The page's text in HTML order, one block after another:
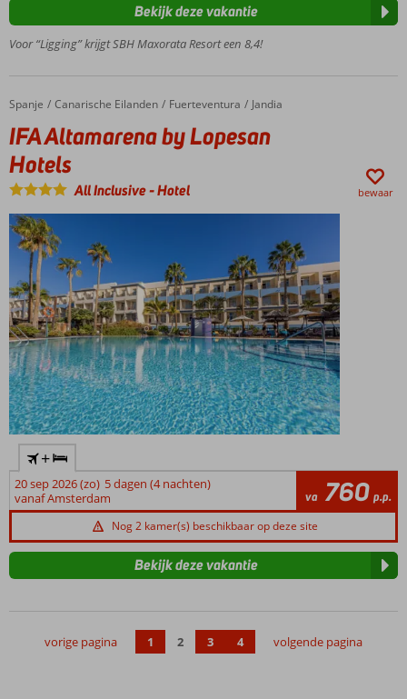
voor de
kids
Voor “Ligging” krijgt SBH Maxorata Resort een 8,4!
Bekijk deze vakantie
Home
Spanje Canarische Eilanden Fuerteventura Jandia
IFA Altamarena by Lopesan Hotels
IFA Altamarena by Lopesan
Hotels
All Inclusive-Hotel bewaar
+
20 sep 2026 (zo) 5 dagen (4 nachten)
vanaf Amsterdam
va 760 p.p.
Nog 2 kamer(s) beschikbaar op deze site
Bekijk deze vakantie
vorige pagina 1 2 3 4 volgende pagina